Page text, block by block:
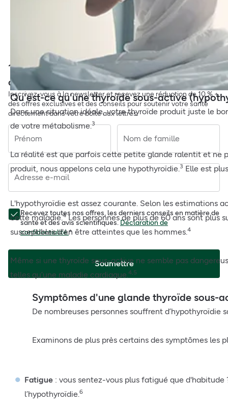
Qu'est-ce qu'une thyroïde sous-active
Dans une situation idéale, votre thyroïde produit juste le
de votre métabolisme.3
La réalité est que parfois cette petite glande ralentit et ne
produit, nous appelons cela une hypothyroïdie.3 Elle est
L'hypothyroïdie est assez courante. Selon les estimations
cette maladie.4Les personnes de plus de 60 ans sont plus
susceptibles d'en être atteintes que les hommes.4
Même si une thyroïde sous-active ne semble pas
telles qu’une maladie cardiaque.4,5
Symptômes d'une glande thyroïde sous-
De nombreuses personnes souffrent d’hypothyroïdie
Examinons de plus près certains des symptômes
Fatigue : vous sentez-vous plus fatigué que d'habitude
l’hypothyroïdie.6
Tout sur le déséquilibre hormonal :
qu'est-ce que c'est et que pouvez-vous
10% de réduction sur votre prochaine
commande ?
Inscrivez-vous à la newsletter et recevez une réduction de 10 % +
des offres exclusives et des conseils pour soutenir votre santé
directement dans votre boîte aux lettres.
Prénom Nom de famille
Adresse e-mail
Recevez toutes nos offres, les derniers conseils en matière de
santé et des avis scientifiques. Déclaration de
confidentialité.*
Soumettre